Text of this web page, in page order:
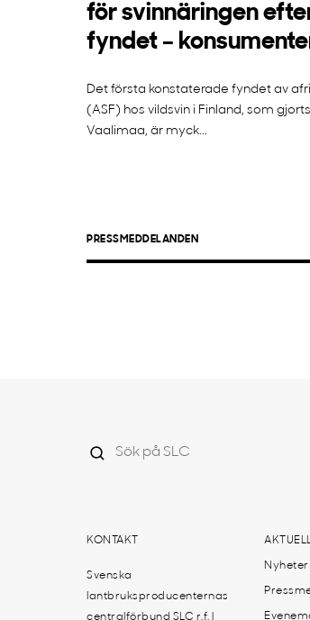
för svinnäringen
fyndet –
Det första konstaterade fyndet av
(ASF) hos vildsvin i Finland, som
Vaalimaa, är myck...
PRESSMEDDELANDEN
KONTAKT
Svenska
lantbruksproducenternas
centralförbund SLC r.f. |
Nyheter